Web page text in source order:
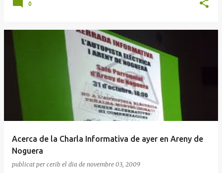
0
Acerca de la Charla Informativa de ayer en Areny de
Noguera
publicat per cerib el dia de novembre 03, 2009